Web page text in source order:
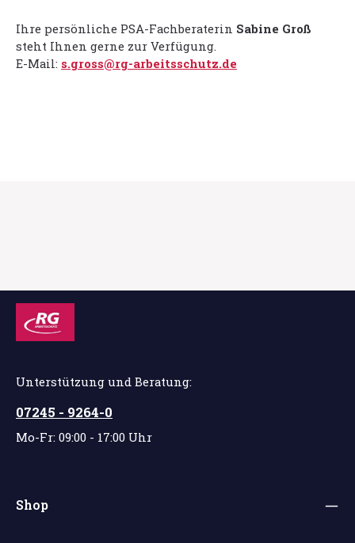
Ihre persönliche PSA-Fachberaterin Sabine Groß
steht Ihnen gerne zur Verfügung.
E-Mail: s.gross@rg-arbeitsschutz.de
Unterstützung und Beratung:
07245 - 9264-0
Mo-Fr: 09:00 - 17:00 Uhr
Shop